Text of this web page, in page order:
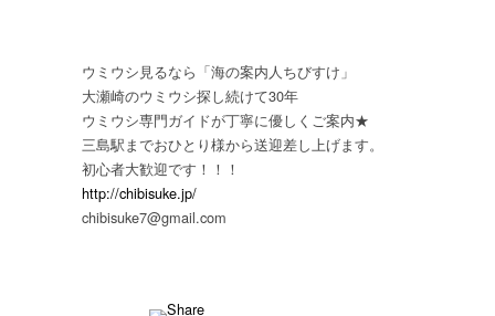
ウミウシ見るなら「海の案内人ちびすけ」
大瀬崎のウミウシ探し続けて30年
ウミウシ専門ガイドが丁寧に優しくご案内★
三島駅までおひとり様から送迎差し上げます。
初心者大歓迎です！！！
http://chibisuke.jp/
chibisuke7@gmail.com